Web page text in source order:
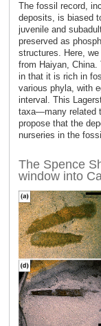
The fossil record,
deposits, is biased
juvenile and
preserved as
structures. Here,
from Haiyan,
in that it is rich in
various phyla, with
interval. This
taxa—many related
propose that the
nurseries in the
The Spence
window into